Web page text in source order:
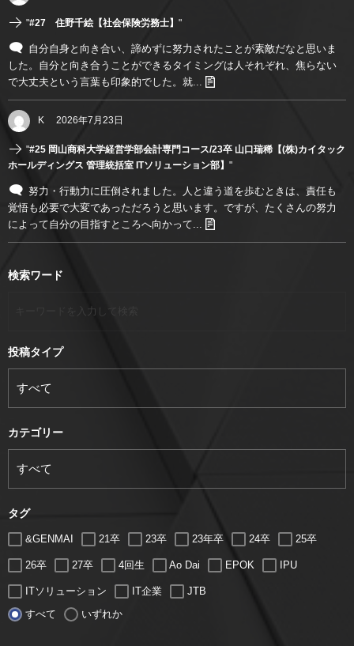
"#27 住野千絵【社会保険労務士】 "
自分自身と向き合い、諦めずに努力されたことが素敵だなと思いま
した。自分と向き合うことができるタイミングは人それぞれ、焦らない
で大丈夫という言葉も印象的でした。就...
K 2026年7月23日
"#25 岡山商科大学経営学部会計専門コース/23卒 山口瑞稀【(株)カイタック
ホールディングス 管理統括室 ITソリューション部】 "
努力・行動力に圧倒されました。人と違う道を歩むときは、責任も
覚悟も必要で大変であっただろうと思います。ですが、たくさんの努力
によって自分の目指すところへ向かって...
検索ワード
投稿タイプ
カテゴリー
タグ
&GENMAI 21卒 23卒 23年卒 24卒 25卒
26卒 27卒 4回生 Ao Dai EPOK IPU
ITソリューション IT企業 JTB
LUGZ ENTERTAINMENT
すべて いずれか